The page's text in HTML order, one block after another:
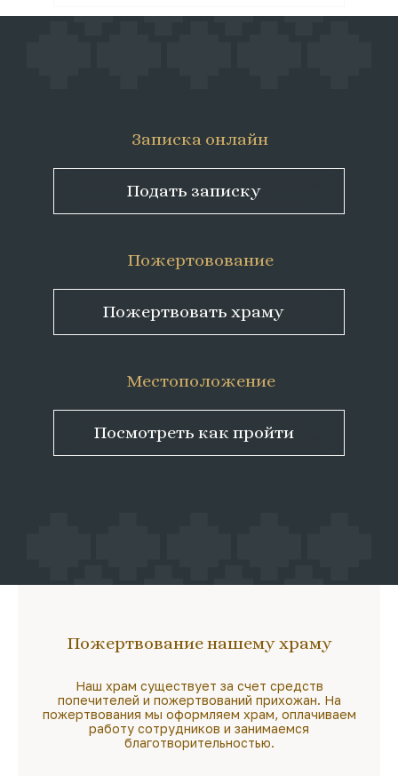
Посмотреть как пройти
Пожертвовать храму
Подать записку
Местоположение
Пожертовование
Записка онлайн
Пожертвование нашему храму
Наш храм существует за счет средств
попечителей и пожертвований прихожан. На
пожертвования мы оформляем храм, оплачиваем
работу сотрудников и занимаемся
благотворительностью.